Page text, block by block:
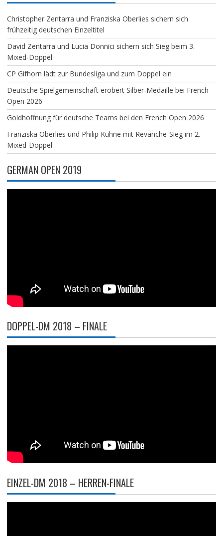
Christopher Zentarra und Franziska Oberlies sichern sich
frühzeitig deutschen Einzeltitel
David Zentarra und Lucia Donnici sichern sich Sieg beim 3.
Mixed-Doppel
CP Gifhorn lädt zur Bundesliga und zum Doppel ein
Deutsche Spielgemeinschaft erobert Silber-Medaille bei French
Open 2026
Goldhoffnung für deutsche Teams bei den French Open 2026
Franziska Oberlies und Philip Kühne mit Revanche-Sieg im 2.
Mixed-Doppel
GERMAN OPEN 2019
DOPPEL-DM 2018 – FINALE
EINZEL-DM 2018 – HERREN-FINALE